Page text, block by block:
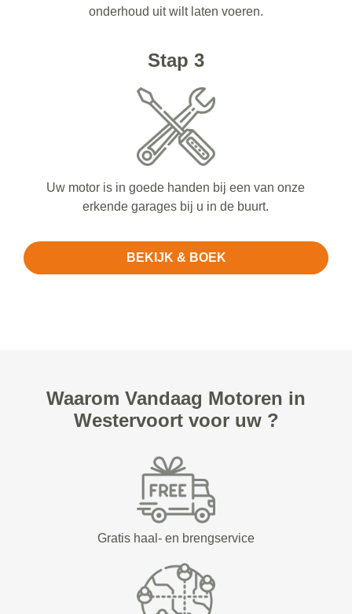
onderhoud uit wilt laten voeren.
Stap 3
Uw motor is in goede handen bij een van onze
erkende garages bij u in de buurt.
BEKIJK & BOEK
Waarom Vandaag Motoren in
Westervoort voor uw ?
Gratis haal- en brengservice